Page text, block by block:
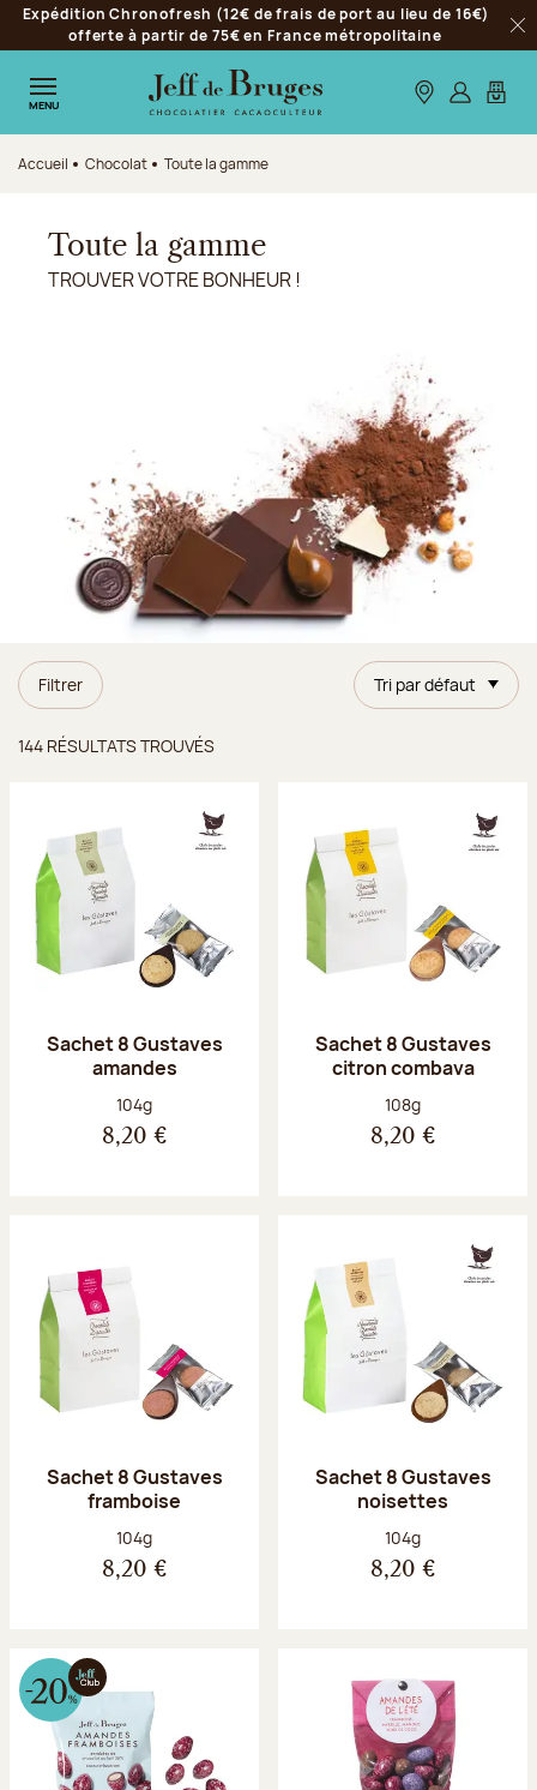
Aller à la navigation
Aller au contenu principal
Aller au pied de page
Expédition Chronofresh (12€ de frais de port au lieu de 16€)
offerte à partir de 75€ en France métropolitaine
MENU Nos boutiques
S’identifier
Mon
Accueil Chocolat Toute la gamme
Toute la gamme
TROUVER VOTRE BONHEUR !
Filtrer Tri par défaut
144 RÉSULTATS TROUVÉS
Sachet 8 Gustaves
amandes
Poids net :
104g
8,20 €
Sachet 8 Gustaves
citron combava
Poids net :
108g
8,20 €
Sachet 8 Gustaves
framboise
Poids net :
104g
8,20 €
Sachet 8 Gustaves
noisettes
Poids net :
104g
8,20 €